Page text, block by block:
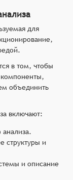
для
в том, чтобы
объединить
включают:
структуры и
и описание